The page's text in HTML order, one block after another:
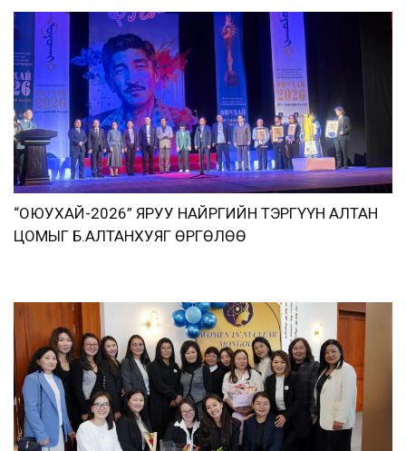
“ОЮУХАЙ-2026” ЯРУУ НАЙРГИЙН ТЭРГҮҮН АЛТАН
ЦОМЫГ Б.АЛТАНХУЯГ ӨРГӨЛӨӨ